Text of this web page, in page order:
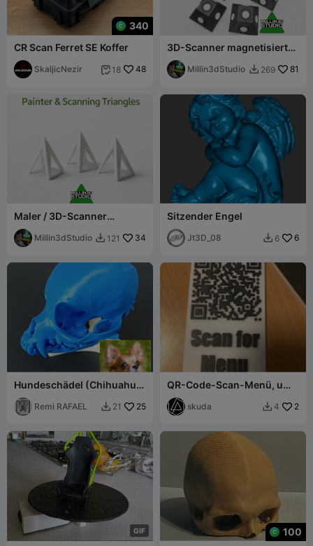
340
CR Scan Ferret SE Koffer
SkaljicNezir  18 48
3D-Scanner magnetisierte
Markierungspyramiden
Millin3dStudio  269 81
Maler / 3D-Scanner
Dreiecke – Toller, einfacher,
nützlicher Druck
Millin3dStudio  121 34
Sitzender Engel
Jt3D_08  6 6
Hundeschädel (Chihuahua)
aus Scan
Remi RAFAEL  21 25
QR-Code-Scan-Menü, um
gerickrollt zu werden
skuda  4 2
GIF
100